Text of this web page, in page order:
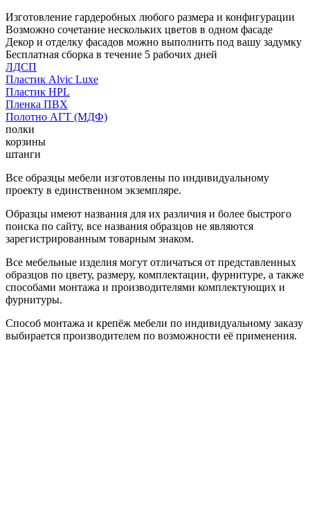
Изготовление гардеробных любого размера и конфигурации
Возможно сочетание нескольких цветов в одном фасаде
Декор и отделку фасадов можно выполнить под вашу задумку
Бесплатная сборка в течение 5 рабочих дней
ЛДСП
Пластик Alvic Luxe
Пластик HPL
Пленка ПВХ
Полотно АГТ (МДФ)
полки
корзины
штанги
Все образцы мебели изготовлены по индивидуальному
проекту в единственном экземпляре.
Образцы имеют названия для их различия и более быстрого
поиска по сайту, все названия образцов не являются
зарегистрированным товарным знаком.
Все мебельные изделия могут отличаться от представленных
образцов по цвету, размеру, комплектации, фурнитуре, а также
способами монтажа и производителями комплектующих и
фурнитуры.
Способ монтажа и крепёж мебели по индивидуальному заказу
выбирается производителем по возможности её применения.